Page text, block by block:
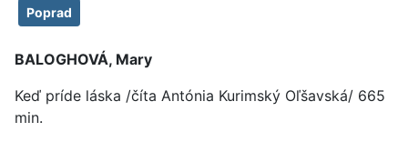
Poprad
BALOGHOVÁ, Mary
Keď príde láska /číta Antónia Kurimský Oľšavská/ 665
min.